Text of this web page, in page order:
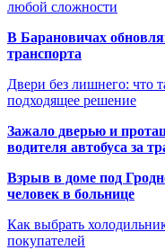
любой сложности
В Барановичах
транспорта
Двери без лишнего: что
подходящее решение
Зажало дверью и
водителя автобуса за
Взрыв в доме под
человек в больнице
Как выбрать
покупателей